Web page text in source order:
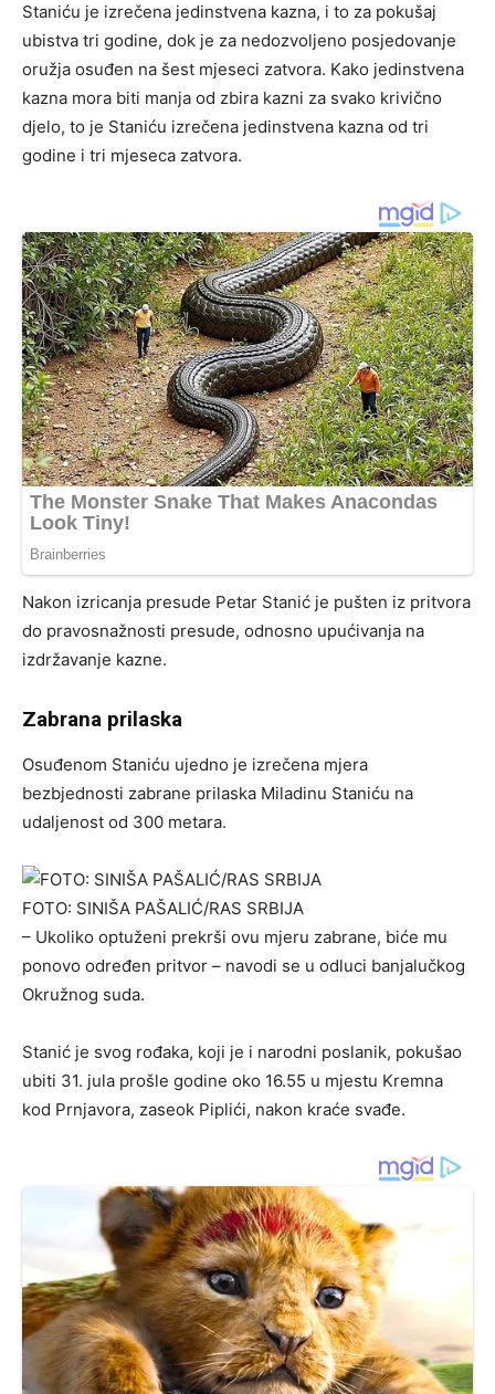
Staniću je izrečena jedinstvena kazna, i to za pokušaj
ubistva tri godine, dok je za nedozvoljeno posjedovanje
oružja osuđen na šest mjeseci zatvora. Kako jedinstvena
kazna mora biti manja od zbira kazni za svako krivično
djelo, to je Staniću izrečena jedinstvena kazna od tri
godine i tri mjeseca zatvora.
Nakon izricanja presude Petar Stanić je pušten iz pritvora
do pravosnažnosti presude, odnosno upućivanja na
izdržavanje kazne.
Zabrana prilaska
Osuđenom Staniću ujedno je izrečena mjera
bezbjednosti zabrane prilaska Miladinu Staniću na
udaljenost od 300 metara.
FOTO: SINIŠA PAŠALIĆ/RAS SRBIJA
– Ukoliko optuženi prekrši ovu mjeru zabrane, biće mu
ponovo određen pritvor – navodi se u odluci banjalučkog
Okružnog suda.
Stanić je svog rođaka, koji je i narodni poslanik, pokušao
ubiti 31. jula prošle godine oko 16.55 u mjestu Kremna
kod Prnjavora, zaseok Piplići, nakon kraće svađe.